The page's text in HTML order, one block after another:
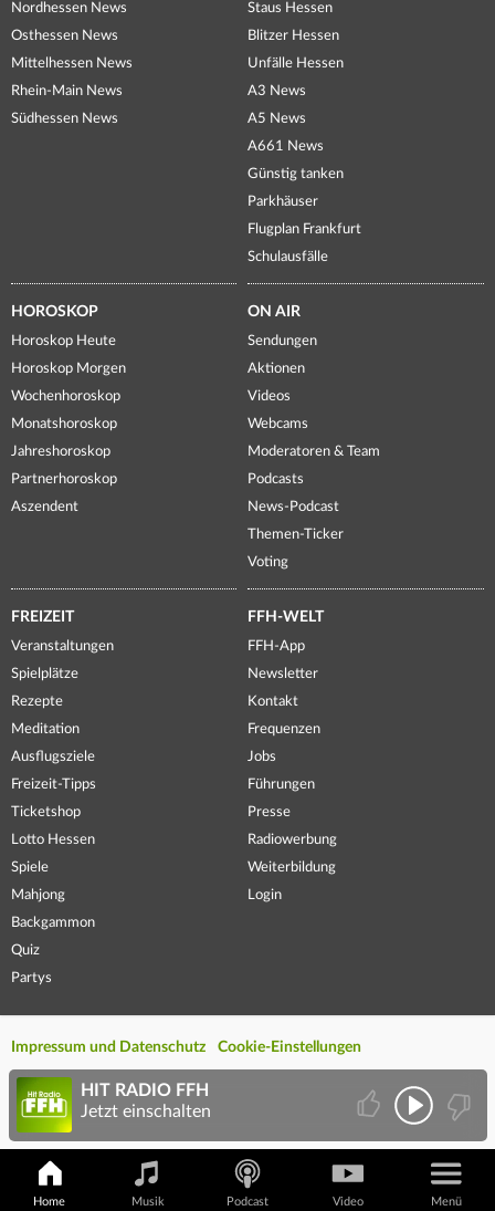
Nordhessen News
Osthessen News
Mittelhessen News
Rhein-Main News
Südhessen News
Staus Hessen
Blitzer Hessen
Unfälle Hessen
A3 News
A5 News
A661 News
Günstig tanken
Parkhäuser
Flugplan Frankfurt
Schulausfälle
HOROSKOP
Horoskop Heute
Horoskop Morgen
Wochenhoroskop
Monatshoroskop
Jahreshoroskop
Partnerhoroskop
Aszendent
ON AIR
Sendungen
Aktionen
Videos
Webcams
Moderatoren & Team
Podcasts
News-Podcast
Themen-Ticker
Voting
FREIZEIT
Veranstaltungen
Spielplätze
Rezepte
Meditation
Ausflugsziele
Freizeit-Tipps
Ticketshop
Lotto Hessen
Spiele
Mahjong
Backgammon
Quiz
Partys
FFH-WELT
FFH-App
Newsletter
Kontakt
Frequenzen
Jobs
Führungen
Presse
Radiowerbung
Weiterbildung
Login
Impressum und Datenschutz Cookie-Einstellungen
Home Musik Podcast Video Menü
HIT RADIO FFH
Jetzt einschalten